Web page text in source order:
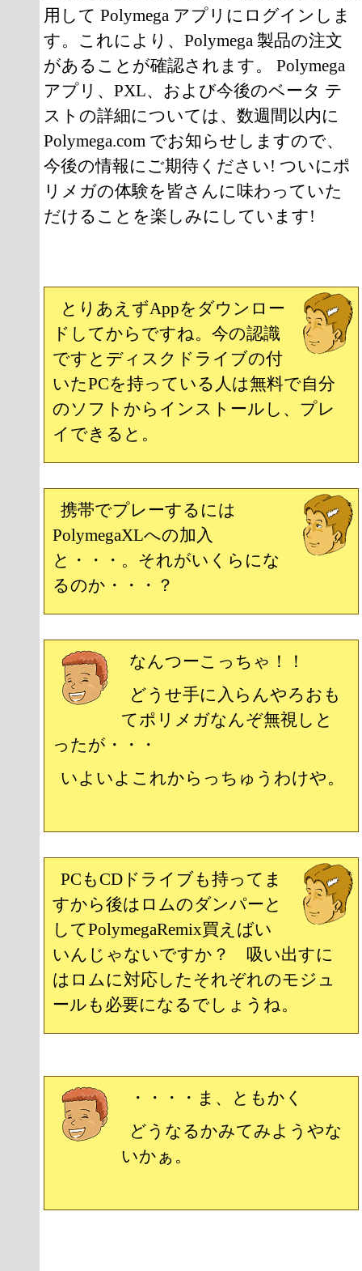
用して Polymega アプリにログインしま
す。これにより、Polymega 製品の注文
があることが確認されます。 Polymega
アプリ、PXL、および今後のベータ テ
ストの詳細については、数週間以内に
Polymega.com でお知らせしますので、
今後の情報にご期待ください! ついにポ
リメガの体験を皆さんに味わっていた
だけることを楽しみにしています!
とりあえずAppをダウンロー
ドしてからですね。今の認識
ですとディスクドライブの付
いたPCを持っている人は無料で自分
のソフトからインストールし、プレ
イできると。
携帯でプレーするには
PolymegaXLへの加入
と・・・。それがいくらにな
るのか・・・？
なんつーこっちゃ！！
どうせ手に入らんやろおも
てポリメガなんぞ無視しと
ったが・・・
いよいよこれからっちゅうわけや。
PCもCDドライブも持ってま
すから後はロムのダンパーと
してPolymegaRemix買えばい
いんじゃないですか？ 吸い出すに
はロムに対応したそれぞれのモジュ
ールも必要になるでしょうね。
・・・・ま、ともかく
どうなるかみてみようやな
いかぁ。